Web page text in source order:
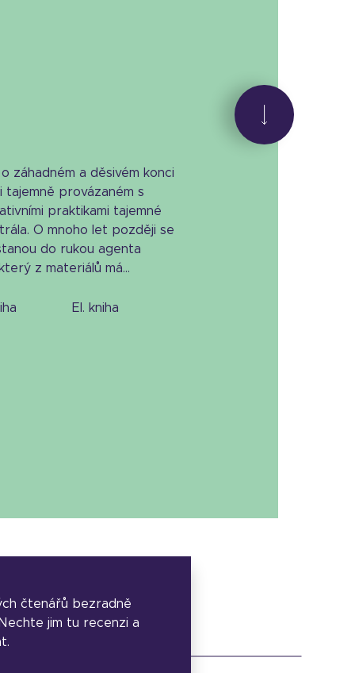
záhadném a děsivém konci
provázaném s
praktikami tajemné
O mnoho let později se
do rukou agenta
z materiálů má...
el. kniha
čtenářů bezradně
jim tu recenzi a